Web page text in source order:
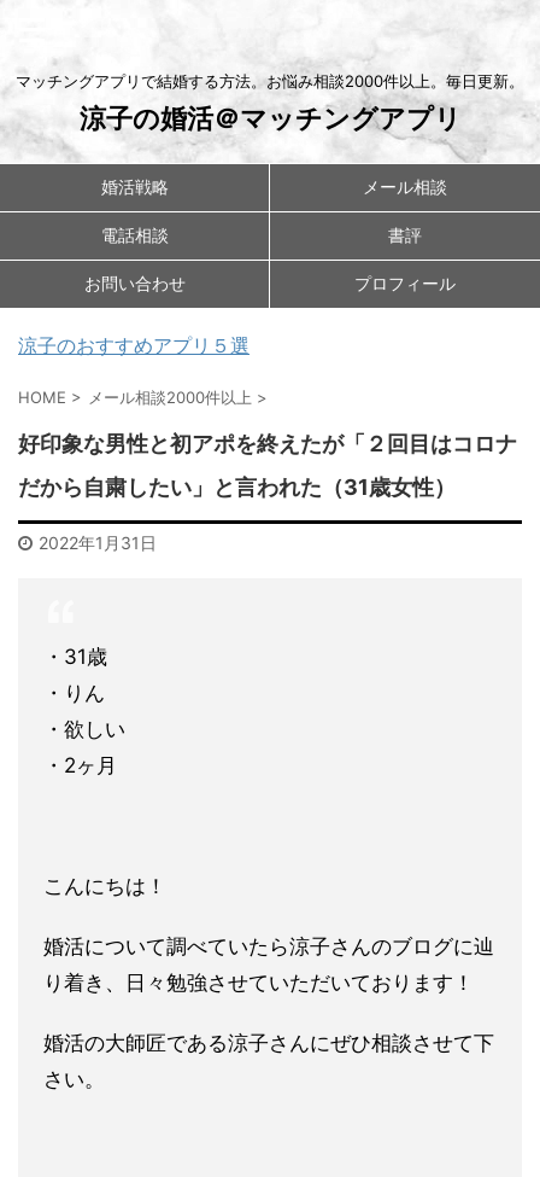
マッチングアプリで結婚する方法。お悩み相談2000件以上。毎日更新。
涼子の婚活＠マッチングアプリ
婚活戦略 メール相談
電話相談 書評
お問い合わせ プロフィール
涼子のおすすめアプリ５選
HOME > メール相談2000件以上 >
好印象な男性と初アポを終えたが「２回目はコロナ
だから自粛したい」と言われた（31歳女性）
2022年1月31日
・31歳
・りん
・欲しい
・2ヶ月
こんにちは！
婚活について調べていたら涼子さんのブログに辿
り着き、日々勉強させていただいております！
婚活の大師匠である涼子さんにぜひ相談させて下
さい。